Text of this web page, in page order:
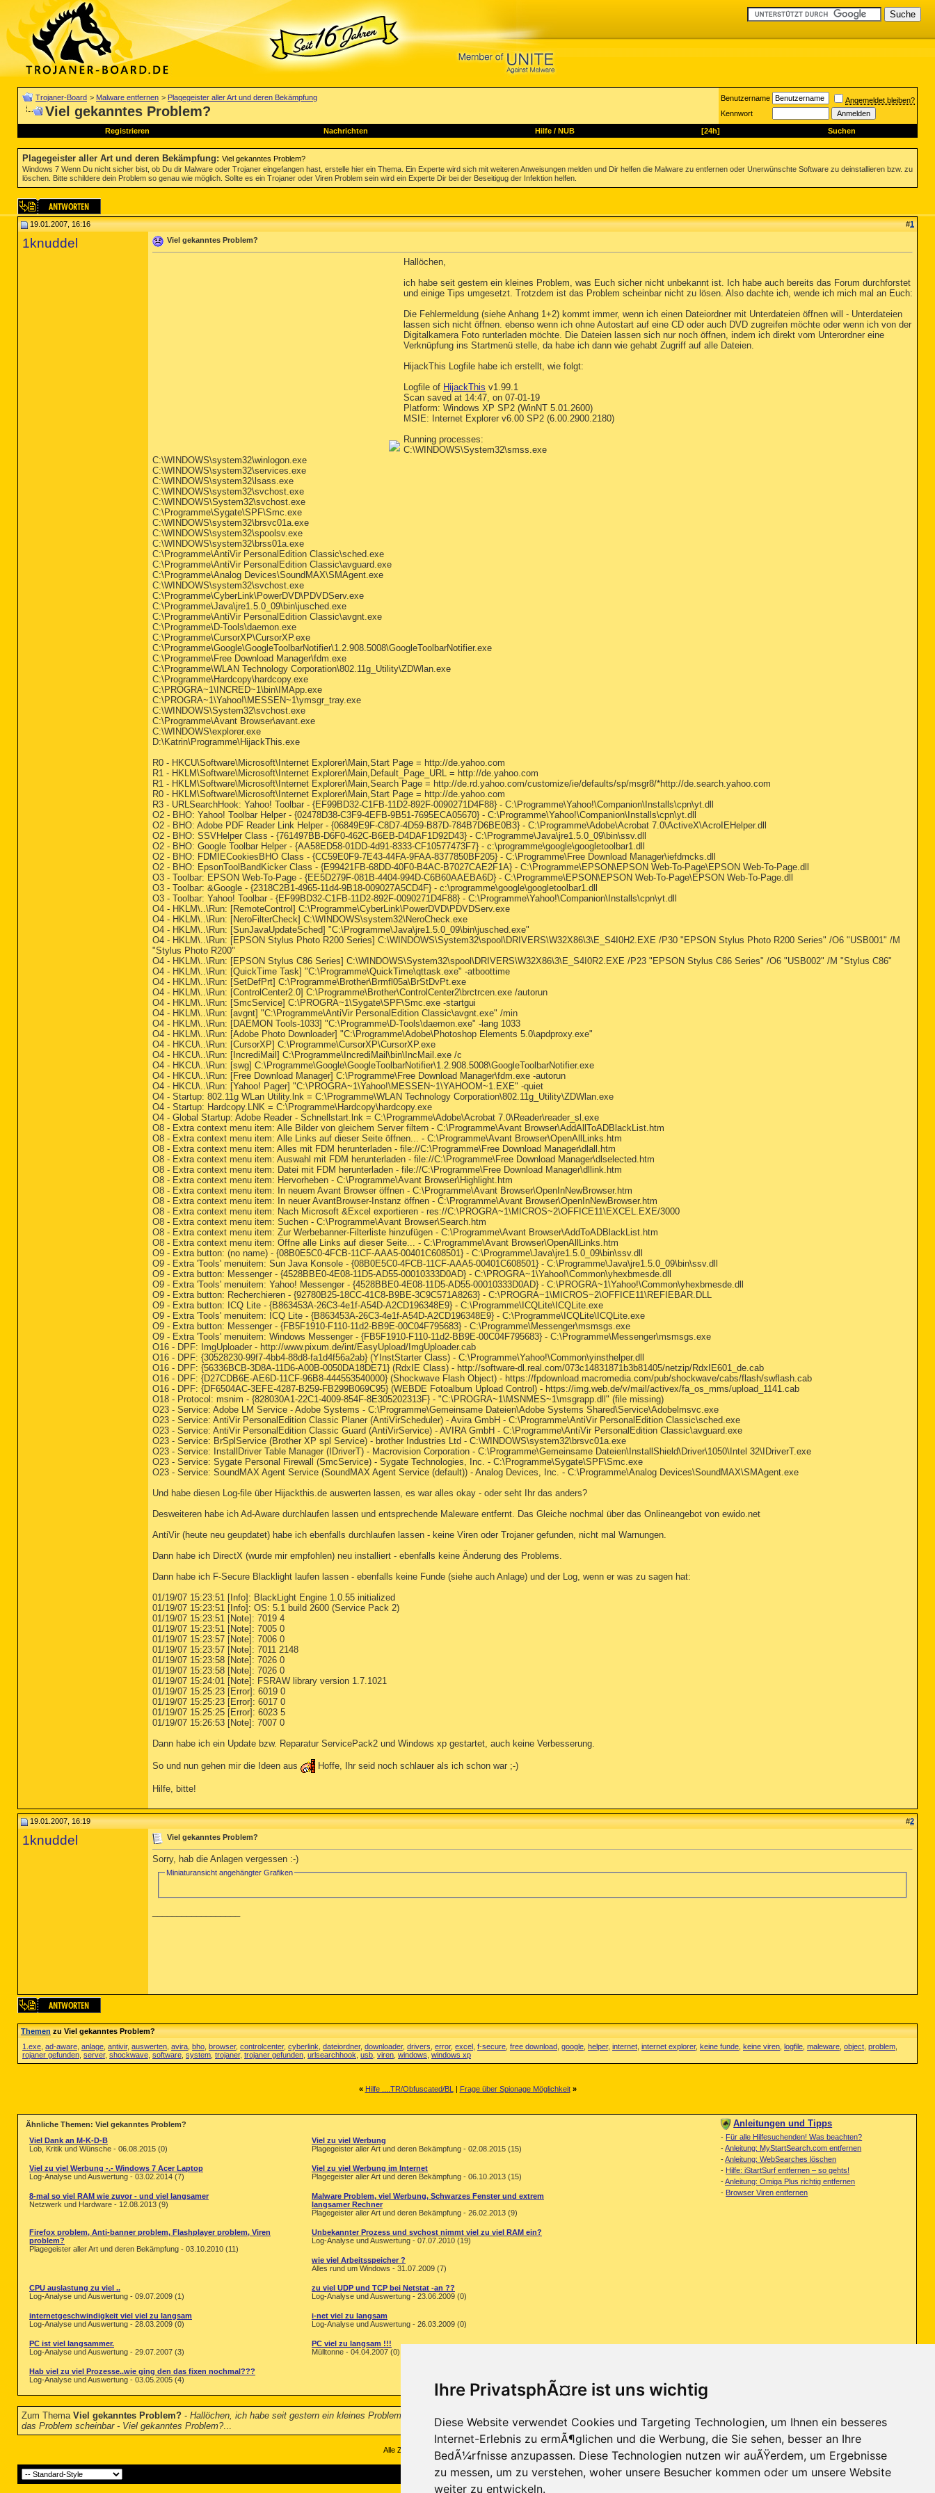
Ihre PrivatsphÃ¤re ist uns wichtig
Diese Website verwendet Cookies und Targeting Technologien, um Ihnen ein besseres
Internet-Erlebnis zu ermÃ¶glichen und die Werbung, die Sie sehen, besser an Ihre
BedÃ¼rfnisse anzupassen. Diese Technologien nutzen wir auÃŸerdem, um Ergebnisse
zu messen, um zu verstehen, woher unsere Besucher kommen oder um unsere Website
weiter zu entwickeln.
Trojaner-Board > Malware entfernen > Plagegeister aller Art und deren Bekämpfung
Viel gekanntes Problem?
Benutzername
Angemeldet bleiben?
Kennwort
Registrieren Nachrichten Hilfe/ NUB [24h] Suchen
Plagegeister aller Art und deren Bekämpfung: Viel gekanntes Problem?
Windows 7 Wenn Du nicht sicher bist, ob Du dir Malware oder Trojaner eingefangen hast, erstelle hier ein Thema. Ein Experte wird sich mit weiteren Anweisungen melden und Dir helfen die Malware zu entfernen oder Unerwünschte Software zu deinstallieren bzw. zu
löschen. Bitte schildere dein Problem so genau wie möglich. Sollte es ein Trojaner oder Viren Problem sein wird ein Experte Dir bei der Beseitigug der Infektion helfen.
19.01.2007, 16:16 #1
1knuddel Viel gekanntes Problem?
Hallöchen,
ich habe seit gestern ein kleines Problem, was Euch sicher nicht unbekannt ist. Ich habe auch bereits das Forum durchforstet
und einige Tips umgesetzt. Trotzdem ist das Problem scheinbar nicht zu lösen. Also dachte ich, wende ich mich mal an Euch:
Die Fehlermeldung (siehe Anhang 1+2) kommt immer, wenn ich einen Dateiordner mit Unterdateien öffnen will - Unterdateien
lassen sich nicht öffnen. ebenso wenn ich ohne Autostart auf eine CD oder auch DVD zugreifen möchte oder wenn ich von der
Digitalkamera Foto runterladen möchte. Die Dateien lassen sich nur noch öffnen, indem ich direkt vom Unterordner eine
Verknüpfung ins Startmenü stelle, da habe ich dann wie gehabt Zugriff auf alle Dateien.
HijackThis Logfile habe ich erstellt, wie folgt:
Logfile of HijackThis v1.99.1
Scan saved at 14:47, on 07-01-19
Platform: Windows XP SP2 (WinNT 5.01.2600)
MSIE: Internet Explorer v6.00 SP2 (6.00.2900.2180)
Running processes:
C:\WINDOWS\System32\smss.exe
C:\WINDOWS\system32\winlogon.exe
C:\WINDOWS\system32\services.exe
C:\WINDOWS\system32\lsass.exe
C:\WINDOWS\system32\svchost.exe
C:\WINDOWS\System32\svchost.exe
C:\Programme\Sygate\SPF\Smc.exe
C:\WINDOWS\system32\brsvc01a.exe
C:\WINDOWS\system32\spoolsv.exe
C:\WINDOWS\system32\brss01a.exe
C:\Programme\AntiVir PersonalEdition Classic\sched.exe
C:\Programme\AntiVir PersonalEdition Classic\avguard.exe
C:\Programme\Analog Devices\SoundMAX\SMAgent.exe
C:\WINDOWS\system32\svchost.exe
C:\Programme\CyberLink\PowerDVD\PDVDServ.exe
C:\Programme\Java\jre1.5.0_09\bin\jusched.exe
C:\Programme\AntiVir PersonalEdition Classic\avgnt.exe
C:\Programme\D-Tools\daemon.exe
C:\Programme\CursorXP\CursorXP.exe
C:\Programme\Google\GoogleToolbarNotifier\1.2.908.5008\GoogleToolbarNotifier.exe
C:\Programme\Free Download Manager\fdm.exe
C:\Programme\WLAN Technology Corporation\802.11g_Utility\ZDWlan.exe
C:\Programme\Hardcopy\hardcopy.exe
C:\PROGRA~1\INCRED~1\bin\IMApp.exe
C:\PROGRA~1\Yahoo!\MESSEN~1\ymsgr_tray.exe
C:\WINDOWS\System32\svchost.exe
C:\Programme\Avant Browser\avant.exe
C:\WINDOWS\explorer.exe
D:\Katrin\Programme\HijackThis.exe
R0 - HKCU\Software\Microsoft\Internet Explorer\Main,Start Page = http://de.yahoo.com
R1 - HKLM\Software\Microsoft\Internet Explorer\Main,Default_Page_URL = http://de.yahoo.com
R1 - HKLM\Software\Microsoft\Internet Explorer\Main,Search Page = http://de.rd.yahoo.com/customize/ie/defaults/sp/msgr8/*http://de.search.yahoo.com
R0 - HKLM\Software\Microsoft\Internet Explorer\Main,Start Page = http://de.yahoo.com
R3 - URLSearchHook: Yahoo! Toolbar - {EF99BD32-C1FB-11D2-892F-0090271D4F88} - C:\Programme\Yahoo!\Companion\Installs\cpn\yt.dll
O2 - BHO: Yahoo! Toolbar Helper - {02478D38-C3F9-4EFB-9B51-7695ECA05670} - C:\Programme\Yahoo!\Companion\Installs\cpn\yt.dll
O2 - BHO: Adobe PDF Reader Link Helper - {06849E9F-C8D7-4D59-B87D-784B7D6BE0B3} - C:\Programme\Adobe\Acrobat 7.0\ActiveX\AcroIEHelper.dll
O2 - BHO: SSVHelper Class - {761497BB-D6F0-462C-B6EB-D4DAF1D92D43} - C:\Programme\Java\jre1.5.0_09\bin\ssv.dll
O2 - BHO: Google Toolbar Helper - {AA58ED58-01DD-4d91-8333-CF10577473F7} - c:\programme\google\googletoolbar1.dll
O2 - BHO: FDMIECookiesBHO Class - {CC59E0F9-7E43-44FA-9FAA-8377850BF205} - C:\Programme\Free Download Manager\iefdmcks.dll
O2 - BHO: EpsonToolBandKicker Class - {E99421FB-68DD-40F0-B4AC-B7027CAE2F1A} - C:\Programme\EPSON\EPSON Web-To-Page\EPSON Web-To-Page.dll
O3 - Toolbar: EPSON Web-To-Page - {EE5D279F-081B-4404-994D-C6B60AAEBA6D} - C:\Programme\EPSON\EPSON Web-To-Page\EPSON Web-To-Page.dll
O3 - Toolbar: &Google - {2318C2B1-4965-11d4-9B18-009027A5CD4F} - c:\programme\google\googletoolbar1.dll
O3 - Toolbar: Yahoo! Toolbar - {EF99BD32-C1FB-11D2-892F-0090271D4F88} - C:\Programme\Yahoo!\Companion\Installs\cpn\yt.dll
O4 - HKLM\..\Run: [RemoteControl] C:\Programme\CyberLink\PowerDVD\PDVDServ.exe
O4 - HKLM\..\Run: [NeroFilterCheck] C:\WINDOWS\system32\NeroCheck.exe
O4 - HKLM\..\Run: [SunJavaUpdateSched] "C:\Programme\Java\jre1.5.0_09\bin\jusched.exe"
O4 - HKLM\..\Run: [EPSON Stylus Photo R200 Series] C:\WINDOWS\System32\spool\DRIVERS\W32X86\3\E_S4I0H2.EXE /P30 "EPSON Stylus Photo R200 Series" /O6 "USB001" /M
"Stylus Photo R200"
O4 - HKLM\..\Run: [EPSON Stylus C86 Series] C:\WINDOWS\System32\spool\DRIVERS\W32X86\3\E_S4I0R2.EXE /P23 "EPSON Stylus C86 Series" /O6 "USB002" /M "Stylus C86"
O4 - HKLM\..\Run: [QuickTime Task] "C:\Programme\QuickTime\qttask.exe" -atboottime
O4 - HKLM\..\Run: [SetDefPrt] C:\Programme\Brother\Brmfl05a\BrStDvPt.exe
O4 - HKLM\..\Run: [ControlCenter2.0] C:\Programme\Brother\ControlCenter2\brctrcen.exe /autorun
O4 - HKLM\..\Run: [SmcService] C:\PROGRA~1\Sygate\SPF\Smc.exe -startgui
O4 - HKLM\..\Run: [avgnt] "C:\Programme\AntiVir PersonalEdition Classic\avgnt.exe" /min
O4 - HKLM\..\Run: [DAEMON Tools-1033] "C:\Programme\D-Tools\daemon.exe" -lang 1033
O4 - HKLM\..\Run: [Adobe Photo Downloader] "C:\Programme\Adobe\Photoshop Elements 5.0\apdproxy.exe"
O4 - HKCU\..\Run: [CursorXP] C:\Programme\CursorXP\CursorXP.exe
O4 - HKCU\..\Run: [IncrediMail] C:\Programme\IncrediMail\bin\IncMail.exe /c
O4 - HKCU\..\Run: [swg] C:\Programme\Google\GoogleToolbarNotifier\1.2.908.5008\GoogleToolbarNotifier.exe
O4 - HKCU\..\Run: [Free Download Manager] C:\Programme\Free Download Manager\fdm.exe -autorun
O4 - HKCU\..\Run: [Yahoo! Pager] "C:\PROGRA~1\Yahoo!\MESSEN~1\YAHOOM~1.EXE" -quiet
O4 - Startup: 802.11g WLan Utility.lnk = C:\Programme\WLAN Technology Corporation\802.11g_Utility\ZDWlan.exe
O4 - Startup: Hardcopy.LNK = C:\Programme\Hardcopy\hardcopy.exe
O4 - Global Startup: Adobe Reader - Schnellstart.lnk = C:\Programme\Adobe\Acrobat 7.0\Reader\reader_sl.exe
O8 - Extra context menu item: Alle Bilder von gleichem Server filtern - C:\Programme\Avant Browser\AddAllToADBlackList.htm
O8 - Extra context menu item: Alle Links auf dieser Seite öffnen... - C:\Programme\Avant Browser\OpenAllLinks.htm
O8 - Extra context menu item: Alles mit FDM herunterladen - file://C:\Programme\Free Download Manager\dlall.htm
O8 - Extra context menu item: Auswahl mit FDM herunterladen - file://C:\Programme\Free Download Manager\dlselected.htm
O8 - Extra context menu item: Datei mit FDM herunterladen - file://C:\Programme\Free Download Manager\dllink.htm
O8 - Extra context menu item: Hervorheben - C:\Programme\Avant Browser\Highlight.htm
O8 - Extra context menu item: In neuem Avant Browser öffnen - C:\Programme\Avant Browser\OpenInNewBrowser.htm
O8 - Extra context menu item: In neuer AvantBrowser-Instanz öffnen - C:\Programme\Avant Browser\OpenInNewBrowser.htm
O8 - Extra context menu item: Nach Microsoft &Excel exportieren - res://C:\PROGRA~1\MICROS~2\OFFICE11\EXCEL.EXE/3000
O8 - Extra context menu item: Suchen - C:\Programme\Avant Browser\Search.htm
O8 - Extra context menu item: Zur Werbebanner-Filterliste hinzufügen - C:\Programme\Avant Browser\AddToADBlackList.htm
O8 - Extra context menu item: Öffne alle Links auf dieser Seite... - C:\Programme\Avant Browser\OpenAllLinks.htm
O9 - Extra button: (no name) - {08B0E5C0-4FCB-11CF-AAA5-00401C608501} - C:\Programme\Java\jre1.5.0_09\bin\ssv.dll
O9 - Extra 'Tools' menuitem: Sun Java Konsole - {08B0E5C0-4FCB-11CF-AAA5-00401C608501} - C:\Programme\Java\jre1.5.0_09\bin\ssv.dll
O9 - Extra button: Messenger - {4528BBE0-4E08-11D5-AD55-00010333D0AD} - C:\PROGRA~1\Yahoo!\Common\yhexbmesde.dll
O9 - Extra 'Tools' menuitem: Yahoo! Messenger - {4528BBE0-4E08-11D5-AD55-00010333D0AD} - C:\PROGRA~1\Yahoo!\Common\yhexbmesde.dll
O9 - Extra button: Recherchieren - {92780B25-18CC-41C8-B9BE-3C9C571A8263} - C:\PROGRA~1\MICROS~2\OFFICE11\REFIEBAR.DLL
O9 - Extra button: ICQ Lite - {B863453A-26C3-4e1f-A54D-A2CD196348E9} - C:\Programme\ICQLite\ICQLite.exe
O9 - Extra 'Tools' menuitem: ICQ Lite - {B863453A-26C3-4e1f-A54D-A2CD196348E9} - C:\Programme\ICQLite\ICQLite.exe
O9 - Extra button: Messenger - {FB5F1910-F110-11d2-BB9E-00C04F795683} - C:\Programme\Messenger\msmsgs.exe
O9 - Extra 'Tools' menuitem: Windows Messenger - {FB5F1910-F110-11d2-BB9E-00C04F795683} - C:\Programme\Messenger\msmsgs.exe
O16 - DPF: ImgUploader - http://www.pixum.de/int/EasyUpload/ImgUploader.cab
O16 - DPF: {30528230-99f7-4bb4-88d8-fa1d4f56a2ab} (YInstStarter Class) - C:\Programme\Yahoo!\Common\yinsthelper.dll
O16 - DPF: {56336BCB-3D8A-11D6-A00B-0050DA18DE71} (RdxIE Class) - http://software-dl.real.com/073c14831871b3b81405/netzip/RdxIE601_de.cab
O16 - DPF: {D27CDB6E-AE6D-11CF-96B8-444553540000} (Shockwave Flash Object) - https://fpdownload.macromedia.com/pub/shockwave/cabs/flash/swflash.cab
O16 - DPF: {DF6504AC-3EFE-4287-B259-FB299B069C95} (WEBDE Fotoalbum Upload Control) - https://img.web.de/v/mail/activex/fa_os_mms/upload_1141.cab
O18 - Protocol: msnim - {828030A1-22C1-4009-854F-8E305202313F} - "C:\PROGRA~1\MSNMES~1\msgrapp.dll" (file missing)
O23 - Service: Adobe LM Service - Adobe Systems - C:\Programme\Gemeinsame Dateien\Adobe Systems Shared\Service\Adobelmsvc.exe
O23 - Service: AntiVir PersonalEdition Classic Planer (AntiVirScheduler) - Avira GmbH - C:\Programme\AntiVir PersonalEdition Classic\sched.exe
O23 - Service: AntiVir PersonalEdition Classic Guard (AntiVirService) - AVIRA GmbH - C:\Programme\AntiVir PersonalEdition Classic\avguard.exe
O23 - Service: BrSplService (Brother XP spl Service) - brother Industries Ltd - C:\WINDOWS\system32\brsvc01a.exe
O23 - Service: InstallDriver Table Manager (IDriverT) - Macrovision Corporation - C:\Programme\Gemeinsame Dateien\InstallShield\Driver\1050\Intel 32\IDriverT.exe
O23 - Service: Sygate Personal Firewall (SmcService) - Sygate Technologies, Inc. - C:\Programme\Sygate\SPF\Smc.exe
O23 - Service: SoundMAX Agent Service (SoundMAX Agent Service (default)) - Analog Devices, Inc. - C:\Programme\Analog Devices\SoundMAX\SMAgent.exe
Und habe diesen Log-file über Hijackthis.de auswerten lassen, es war alles okay - oder seht Ihr das anders?
Desweiteren habe ich Ad-Aware durchlaufen lassen und entsprechende Maleware entfernt. Das Gleiche nochmal über das Onlineangebot von ewido.net
AntiVir (heute neu geupdatet) habe ich ebenfalls durchlaufen lassen - keine Viren oder Trojaner gefunden, nicht mal Warnungen.
Dann habe ich DirectX (wurde mir empfohlen) neu installiert - ebenfalls keine Änderung des Problems.
Dann habe ich F-Secure Blacklight laufen lassen - ebenfalls keine Funde (siehe auch Anlage) und der Log, wenn er was zu sagen hat:
01/19/07 15:23:51 [Info]: BlackLight Engine 1.0.55 initialized
01/19/07 15:23:51 [Info]: OS: 5.1 build 2600 (Service Pack 2)
01/19/07 15:23:51 [Note]: 7019 4
01/19/07 15:23:51 [Note]: 7005 0
01/19/07 15:23:57 [Note]: 7006 0
01/19/07 15:23:57 [Note]: 7011 2148
01/19/07 15:23:58 [Note]: 7026 0
01/19/07 15:23:58 [Note]: 7026 0
01/19/07 15:24:01 [Note]: FSRAW library version 1.7.1021
01/19/07 15:25:23 [Error]: 6019 0
01/19/07 15:25:23 [Error]: 6017 0
01/19/07 15:25:25 [Error]: 6023 5
01/19/07 15:26:53 [Note]: 7007 0
Dann habe ich ein Update bzw. Reparatur ServicePack2 und Windows xp gestartet, auch keine Verbesserung.
So und nun gehen mir die Ideen aus Hoffe, Ihr seid noch schlauer als ich schon war ;-)
Hilfe, bitte!
19.01.2007, 16:19 #2
1knuddel Viel gekanntes Problem?
Sorry, hab die Anlagen vergessen :-)
Miniaturansicht angehängter Grafiken
Themenzu Viel gekanntes Problem?
1.exe ad-aware anlage antivir, auswerten avira bho browser, controlcenter, cyberlink dateiordner, downloader, drivers error, excel f-secure free download google helper, internet internet explorer, keine funde keine viren logfile maleware object problem
rojaner gefunden server, shockwave software system trojaner, trojaner gefunden urlsearchhook usb viren windows windows xp
« Hilfe ....TR/Obfuscated/BL | Frage über Spionage Möglichkeit »
Ähnliche Themen: Viel gekanntes Problem?
Viel Dank an M-K-D-B
Lob, Kritik und Wünsche - 06.08.2015 (0)
Viel zu viel Werbung
Plagegeister aller Art und deren Bekämpfung - 02.08.2015 (15)
Viel zu viel Werbung -.- Windows 7 Acer Laptop
Log-Analyse und Auswertung - 03.02.2014 (7)
Viel zu viel Werbung im Internet
Plagegeister aller Art und deren Bekämpfung - 06.10.2013 (15)
8-mal so viel RAM wie zuvor - und viel langsamer
Netzwerk und Hardware - 12.08.2013 (9)
Malware Problem, viel Werbung, Schwarzes Fenster und extrem
langsamer Rechner
Plagegeister aller Art und deren Bekämpfung - 26.02.2013 (9)
Firefox problem, Anti-banner problem, Flashplayer problem, Viren
problem?
Plagegeister aller Art und deren Bekämpfung - 03.10.2010 (11)
Unbekannter Prozess und svchost nimmt viel zu viel RAM ein?
Log-Analyse und Auswertung - 07.07.2010 (19)
wie viel Arbeitsspeicher ?
Alles rund um Windows - 31.07.2009 (7)
CPU auslastung zu viel ..
Log-Analyse und Auswertung - 09.07.2009 (1)
zu viel UDP und TCP bei Netstat -an ??
Log-Analyse und Auswertung - 23.06.2009 (0)
internetgeschwindigkeit viel viel zu langsam
Log-Analyse und Auswertung - 28.03.2009 (0)
i-net viel zu langsam
Log-Analyse und Auswertung - 26.03.2009 (0)
PC ist viel langsammer.
Log-Analyse und Auswertung - 29.07.2007 (3)
PC viel zu langsam !!!
Mülltonne - 04.04.2007 (0)
Hab viel zu viel Prozesse..wie ging den das fixen nochmal???
Log-Analyse und Auswertung - 03.05.2005 (4)
Anleitungen und Tipps
- Für alle Hilfesuchenden! Was beachten?
-Anleitung: MyStartSearch.com entfernen
-Anleitung: WebSearches löschen
- Hilfe: iStartSurf entfernen – so gehts!
-Anleitung: Omiga Plus richtig entfernen
- Browser Viren entfernen
Zum Thema Viel gekanntes Problem? - Hallöchen, ich habe seit gestern ein kleines Problem, was Euch sicher nicht unbekannt ist. Ich habe auch bereits das Forum durchforstet und einige Tips umgesetzt. Trotzdem ist
das Problem scheinbar - Viel gekanntes Problem?...
Alle Zeitangaben in WEZ +1. Es ist jetzt
Kontakt-Trojaner-Board-Archiv-Datenschutzerklärung-Nach oben